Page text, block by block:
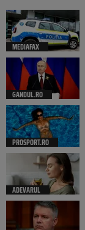
MEDIAFAX
GANDUL.RO
PROSPORT.RO
ADEVARUL